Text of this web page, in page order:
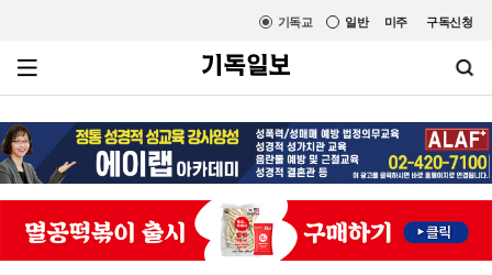
미주 구독신청
일반
기독교